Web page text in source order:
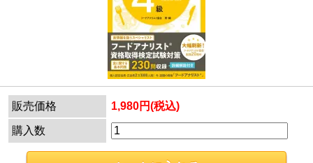
販売価格 1,980円(税込)
購入数